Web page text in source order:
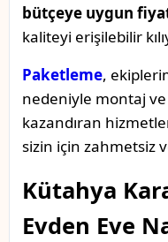
bütçeye uygun
kaliteyi erişilebilir
Paketleme,
nedeniyle montaj
kazandıran
sizin için zahmetsiz
Kütahya
Evden Eve